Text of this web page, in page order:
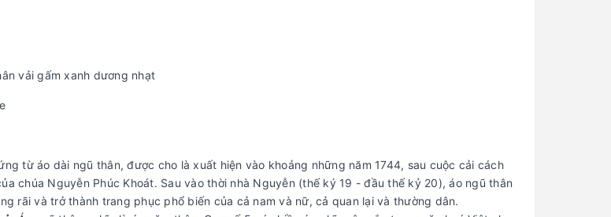
vải gấm xanh dương nhạt
từ áo dài ngũ thân, được cho là xuất hiện vào khoảng những năm 1744, sau cuộc cải cách
chúa Nguyễn Phúc Khoát. Sau vào thời nhà Nguyễn (thế ký 19 - đầu thế kỷ 20), áo ngũ thân
rãi và trở thành trang phục phổ biến của cả nam và nữ, cả quan lại và thường dân.